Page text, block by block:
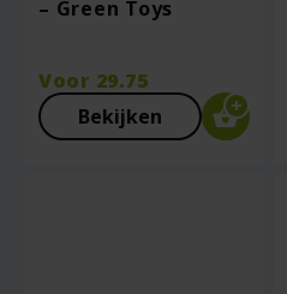
– Green Toys
Voor 29.75
Bekijken